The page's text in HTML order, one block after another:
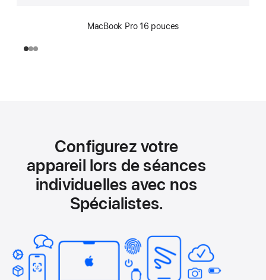
MacBook Pro 16 pouces
Configurez votre
appareil lors de séances
individuelles avec nos
Spécialistes.